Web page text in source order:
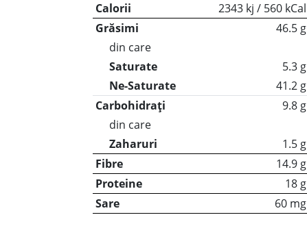
Calorii
2343 kj / 560 kCal
Grăsimi
46.5 g
din care
Saturate
5.3 g
Ne-Saturate
41.2 g
Carbohidrați
9.8 g
din care
Zaharuri
1.5 g
Fibre
14.9 g
Proteine
18 g
Sare
60 mg